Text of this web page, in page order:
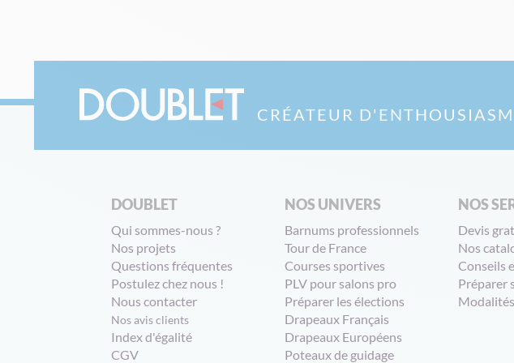
CRÉATEUR
DOUBLET
Qui sommes-nous ?
Nos projets
Questions fréquentes
Postulez chez nous !
Nous contacter
Nos avis clients
Index d'égalité
CGV
NOS UNIVERS
Barnums professionnels
Tour de France
Courses sportives
PLV pour salons pro
Préparer les élections
Drapeaux Français
Drapeaux Européens
Poteaux de guidage
NOS
Devis
Nos
Conseils
Préparer